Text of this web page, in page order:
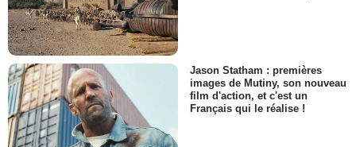
Jason Statham : premières
images de Mutiny, son nouveau
film d'action, et c'est un
Français qui le réalise !